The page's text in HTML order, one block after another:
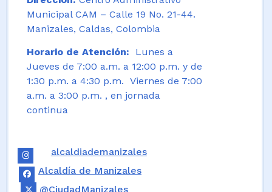
Municipal CAM – Calle 19 No. 21-44.
Manizales, Caldas, Colombia
Horario de Atención: Lunes a
Jueves de 7:00 a.m. a 12:00 p.m. y de
1:30 p.m. a 4:30 p.m. Viernes de 7:00
a.m. a 3:00 p.m. , en jornada
continua
alcaldiademanizales
Alcaldía de Manizales
@CiudadManizales